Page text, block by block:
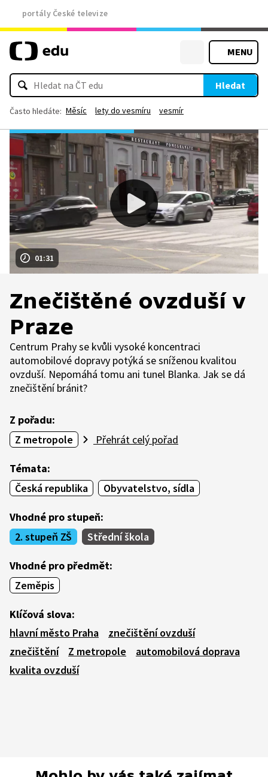
portály České televize
MENU
Hledat
Často hledáte: Měsíc lety do vesmíru vesmír
01:31
Znečištěné ovzduší v
Praze
Centrum Prahy se kvůli vysoké koncentraci
automobilové dopravy potýká se sníženou kvalitou
ovzduší. Nepomáhá tomu ani tunel Blanka. Jak se dá
znečištění bránit?
Z pořadu:
Z metropole
Přehrát celý pořad
Témata:
Česká republika
Obyvatelstvo, sídla
Vhodné pro stupeň:
2. stupeň ZŠ
Střední škola
Vhodné pro předmět:
Zeměpis
Klíčová slova:
hlavní město Praha
znečištění ovzduší
znečištění
Z metropole
automobilová doprava
kvalita ovzduší